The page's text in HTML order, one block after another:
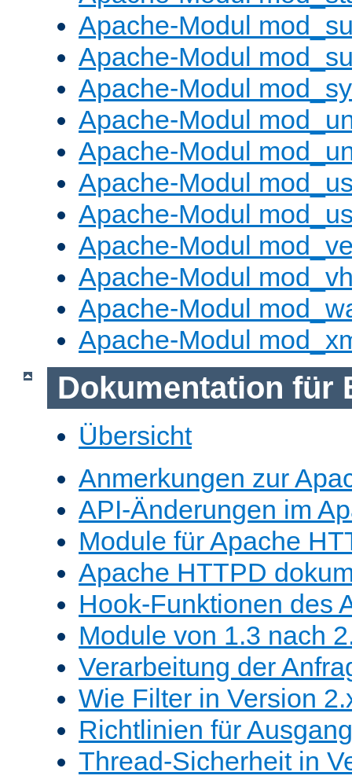
Apache-Modul
Apache-Modul
Apache-Modul
Apache-Modul
Apache-Modul
Apache-Modul
Apache-Modul
Apache-Modul
Apache-Modul
Apache-Modul
Apache-Modul
Dokumentation für
Übersicht
Anmerkungen zur
API-Änderungen im
Module für Apache
Apache HTTPD
Hook-Funktionen des
Module von 1.3 nach
Verarbeitung der
Wie Filter in Version
Richtlinien für
Thread-Sicherheit in